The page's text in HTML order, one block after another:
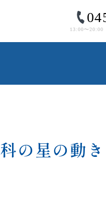
13:00〜20:00
科の星の動